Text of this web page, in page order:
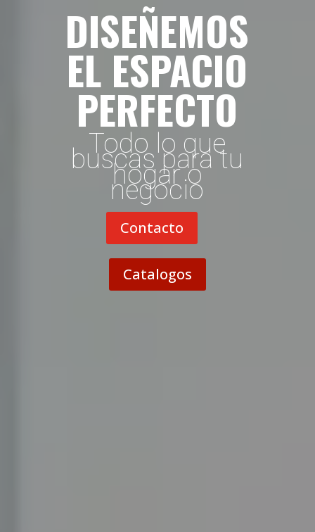
DISEÑEMOS
EL ESPACIO
PERFECTO
Todo lo que
buscas para tu
hogar o
negocio
Contacto
Catalogos